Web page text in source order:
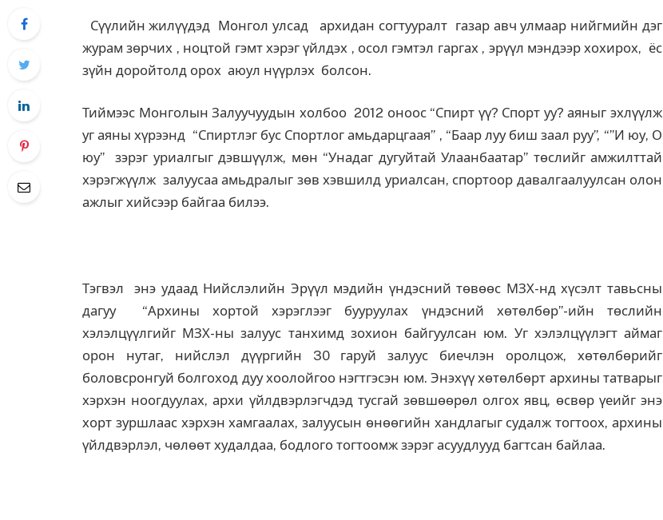
Сүүлийн жилүүдэд Монгол улсад архидан согтууралт газар авч улмаар нийгмийн дэг
журам зөрчих , ноцтой гэмт хэрэг үйлдэх , осол гэмтэл гаргах , эрүүл мэндээр хохирох, ёс
зүйн доройтолд орох аюул нүүрлэх болсон.
Тиймээс Монголын Залуучуудын холбоо 2012 оноос “Спирт үү? Спорт уу? аяныг эхлүүлж
уг аяны хүрээнд “Спиртлэг бус Спортлог амьдарцгаая” , “Баар луу биш заал руу”, “”И юу, О
юу” зэрэг уриалгыг дэвшүүлж, мөн “Унадаг дугуйтай Улаанбаатар” төслийг амжилттай
хэрэгжүүлж залуусаа амьдралыг зөв хэвшилд уриалсан, спортоор давалгаалуулсан олон
ажлыг хийсээр байгаа билээ.
Тэгвэл энэ удаад Нийслэлийн Эрүүл мэдийн үндэсний төвөөс МЗХ-нд хүсэлт тавьсны
дагуу “Архины хортой хэрэглээг бууруулах үндэсний хөтөлбөр”-ийн төслийн
хэлэлцүүлгийг МЗХ-ны залуус танхимд зохион байгуулсан юм. Уг хэлэлцүүлэгт аймаг
орон нутаг, нийслэл дүүргийн 30 гаруй залуус биечлэн оролцож, хөтөлбөрийг
боловсронгуй болгоход дуу хоолойгоо нэгтгэсэн юм. Энэхүү хөтөлбөрт архины татварыг
хэрхэн ноогдуулах, архи үйлдвэрлэгчдэд тусгай зөвшөөрөл олгох явц, өсвөр үеийг энэ
хорт зуршлаас хэрхэн хамгаалах, залуусын өнөөгийн хандлагыг судалж тогтоох, архины
үйлдвэрлэл, чөлөөт худалдаа, бодлого тогтоомж зэрэг асуудлууд багтсан байлаа.